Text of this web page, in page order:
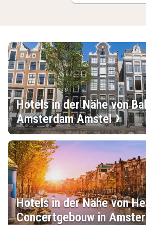
Hotels in der Nähe von
Amsterdam Amstel
Hotels in der Nähe von
Concertgebouw in